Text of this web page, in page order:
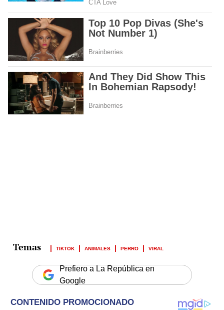
TIKTOK ANIMALES PERRO VIRAL
Prefiero a La República en
Google